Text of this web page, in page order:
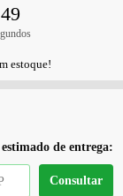
49
estoque!
de entrega:
Consultar